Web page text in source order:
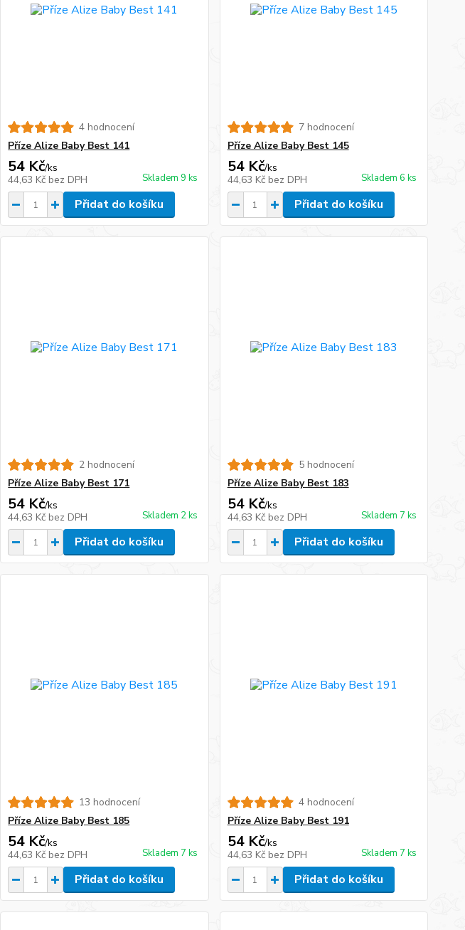
4 hodnocení
Příze Alize Baby Best 141
54 Kč/ks
44,63 Kč bez DPH Skladem 9 ks
Přidat do košíku
7 hodnocení
Příze Alize Baby Best 145
54 Kč/ks
44,63 Kč bez DPH Skladem 6 ks
Přidat do košíku
2 hodnocení
Příze Alize Baby Best 171
54 Kč/ks
44,63 Kč bez DPH Skladem 2 ks
Přidat do košíku
5 hodnocení
Příze Alize Baby Best 183
54 Kč/ks
44,63 Kč bez DPH Skladem 7 ks
Přidat do košíku
13 hodnocení
Příze Alize Baby Best 185
54 Kč/ks
44,63 Kč bez DPH Skladem 7 ks
Přidat do košíku
4 hodnocení
Příze Alize Baby Best 191
54 Kč/ks
44,63 Kč bez DPH Skladem 7 ks
Přidat do košíku